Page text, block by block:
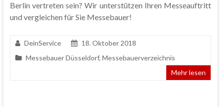
Berlin vertreten sein? Wir unterstützen Ihren Messeauftritt
und vergleichen für Sie Messebauer!
DeinService
18. Oktober 2018
Messebauer Düsseldorf, Messebauerverzeichnis
Mehr lesen